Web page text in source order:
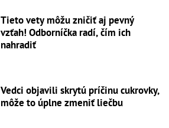
Tieto vety môžu zničiť aj pevný
vzťah! Odborníčka radí, čím ich
nahradiť
Vedci objavili skrytú príčinu cukrovky,
môže to úplne zmeniť liečbu